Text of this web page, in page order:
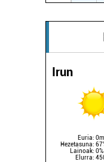
Irun
Euria:
Hezetasuna:
Lainoak: 0%
Elurra: